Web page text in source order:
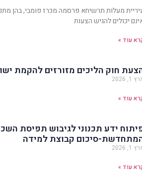
מעלות תרשיחא פרסמה מכרז פומבי, בהן
יכולים להגיש הצעות
עוד »
חוק הליכים מזורזים להקמת
1, 2026
עוד »
ידע תכנוני לגיבוש תפיסת
סיכום קבוצת למידה
1, 2026
עוד »